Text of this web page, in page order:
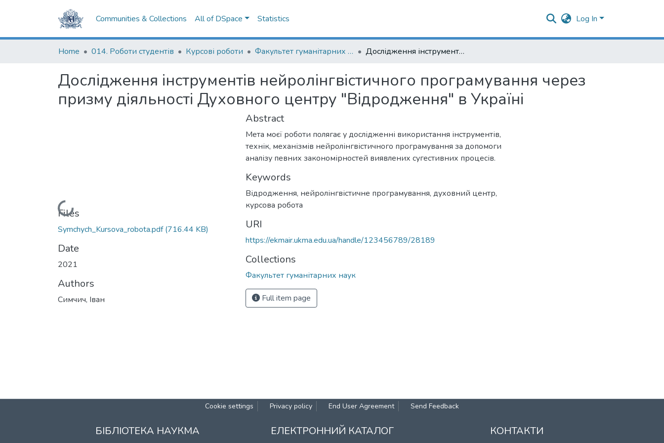
Communities & Collections All of DSpace Statistics Log In
Home 014. Роботи студентів Курсові роботи Факультет гуманітарних наук Дослідження інструментів нейролінгвістичного програмування через призму діяльності Духовного центру "Відродження" в Україні
Дослідження інструментів нейролінгвістичного програмування через
призму діяльності Духовного центру "Відродження" в Україні
Loading...
Files
Symchych_Kursova_robota.pdf(716.44 KB)
Date
2021
Authors
Симчич, Іван
Abstract
Мета моєї роботи полягає у дослідженні використання інструментів,
технік, механізмів нейролінгвістичного програмування за допомоги
аналізу певних закономірностей виявлених сугестивних процесів.
Keywords
Відродження, нейролінгвістичне програмування, духовний центр,
курсова робота
URI
https://ekmair.ukma.edu.ua/handle/123456789/28189
Collections
Факультет гуманітарних наук
Full item page
Cookie settings Privacy policy End User Agreement Send Feedback
БІБЛІОТЕКА НАУКМА ЕЛЕКТРОННИЙ КАТАЛОГ КОНТАКТИ